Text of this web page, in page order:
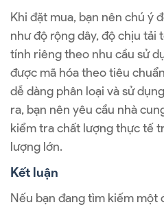
Khi đặt mua, bạn nên chú ý
như độ rộng dây, độ chịu tải
tính riêng theo nhu cầu sử
được mã hóa theo tiêu
dễ dàng phân loại và sử
ra, bạn nên yêu cầu nhà
kiểm tra chất lượng thực tế
lượng lớn.
Kết luận
Nếu bạn đang tìm kiếm một